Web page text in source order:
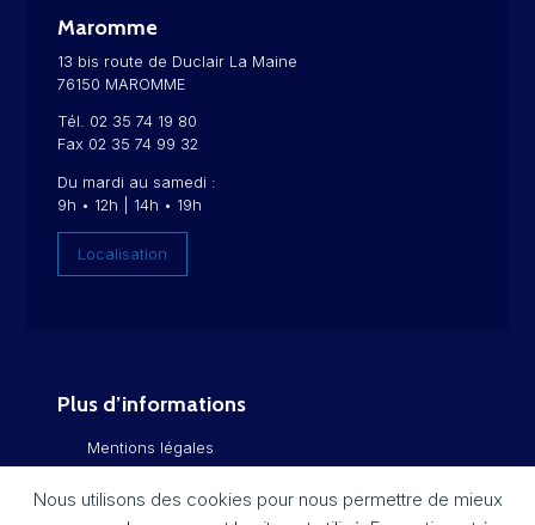
Nous utilisons des cookies pour nous permettre de mieux
Maromme
13 bis route de Duclair La Maine
76150 MAROMME
Tél. 02 35 74 19 80
Fax 02 35 74 99 32
Du mardi au samedi :
9h • 12h | 14h • 19h
Localisation
Plus d’informations
Mentions légales
Politique de confidentialité